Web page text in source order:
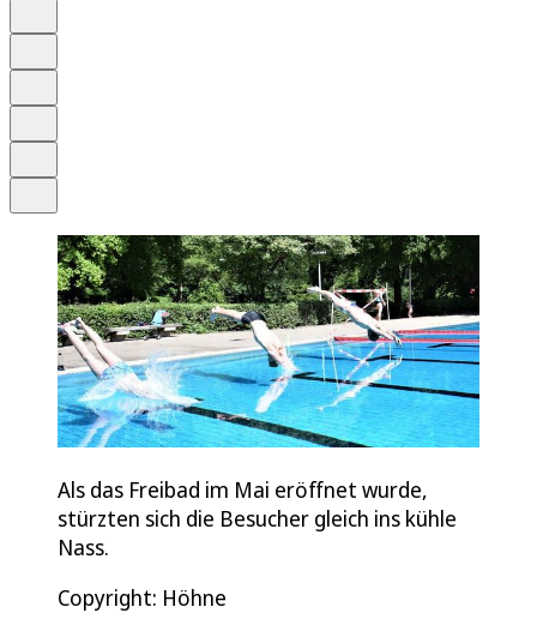
Als das Freibad im Mai eröffnet wurde,
stürzten sich die Besucher gleich ins kühle
Nass.
Copyright: Höhne